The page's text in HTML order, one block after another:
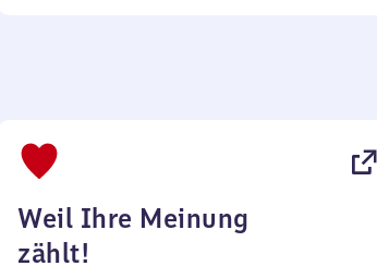
Weil Ihre Meinung
zählt!